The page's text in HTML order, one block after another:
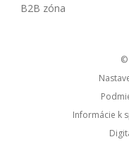
B2B zóna
©
Informácie k